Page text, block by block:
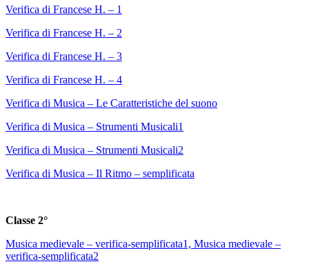
Verifica di Francese H. – 1
Verifica di Francese H. – 2
Verifica di Francese H. – 3
Verifica di Francese H. – 4
Verifica di Musica – Le Caratteristiche del suono
Verifica di Musica – Strumenti Musicali1
Verifica di Musica – Strumenti Musicali2
Verifica di Musica – Il Ritmo – semplificata
Classe 2°
Musica medievale – verifica-semplificata1, Musica medievale –
verifica-semplificata2